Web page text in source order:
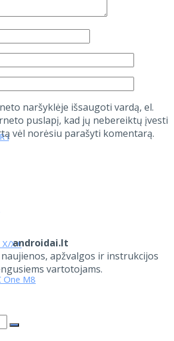
i
X+
One M8
naršyklėje išsaugoti vardą, el.
puslapį, kad jų nebereiktų įvesti
vėl norėsiu parašyti komentarą.
androidai.lt
apžvalgos ir instrukcijos
vartotojams.